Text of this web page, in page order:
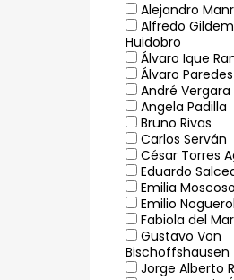
Alejandro
Alfredo
Huidobro
Álvaro Ique
Álvaro
André Vergara
Angela Padilla
Bruno Rivas
Carlos Serván
César Torres
Eduardo
Emilia
Emilio Noguerol
Fabiola del Mar
Gustavo Von
Bischoffshausen
Jorge Alberto